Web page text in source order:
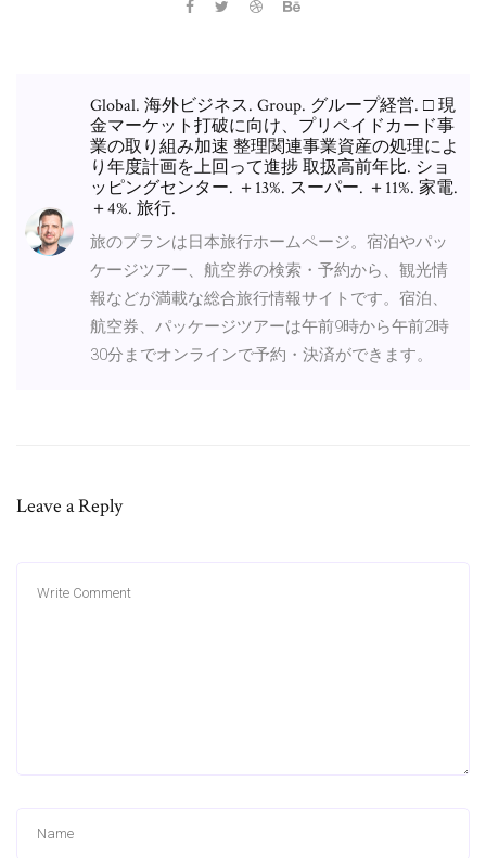
Global. 海外ビジネス. Group. グループ経営. □ 現
金マーケット打破に向け、プリペイドカード事
業の取り組み加速 整理関連事業資産の処理によ
り年度計画を上回って進捗 取扱高前年比. ショ
ッピングセンター. ＋13%. スーパー. ＋11%. 家電.
＋4%. 旅行.
旅のプランは日本旅行ホームページ。宿泊やパッ
ケージツアー、航空券の検索・予約から、観光情
報などが満載な総合旅行情報サイトです。宿泊、
航空券、パッケージツアーは午前9時から午前2時
30分までオンラインで予約・決済ができます。
Leave a Reply